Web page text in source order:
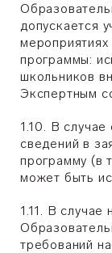
допускается
мероприятиях
программы:
школьников
Экспертным
1.10. В
сведений в
программу (в
может быть
1.11. В случае
требований